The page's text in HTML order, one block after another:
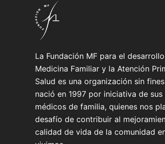
La Fundación MF para el
Medicina Familiar y la Atención
Salud es una organización sin
nació en 1997 por iniciativa de
médicos de familia, quienes nos
desafío de contribuir al
calidad de vida de la comunidad